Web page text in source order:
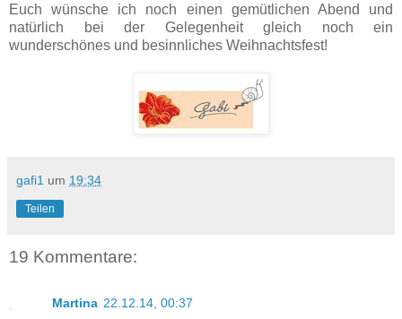
Euch wünsche ich noch einen gemütlichen Abend und
natürlich bei der Gelegenheit gleich noch ein
wunderschönes und besinnliches Weihnachtsfest!
gafi1 um 19:34
Teilen
19 Kommentare:
Martina 22.12.14, 00:37